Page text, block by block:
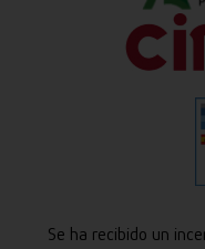
Se ha recibido un